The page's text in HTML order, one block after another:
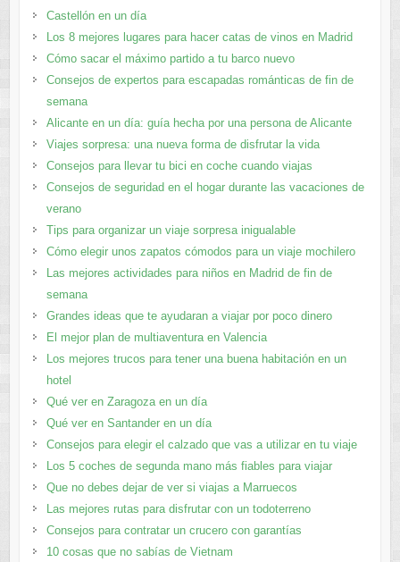
Castellón en un día
Los 8 mejores lugares para hacer catas de vinos en Madrid
Cómo sacar el máximo partido a tu barco nuevo
Consejos de expertos para escapadas románticas de fin de
semana
Alicante en un día: guía hecha por una persona de Alicante
Viajes sorpresa: una nueva forma de disfrutar la vida
Consejos para llevar tu bici en coche cuando viajas
Consejos de seguridad en el hogar durante las vacaciones de
verano
Tips para organizar un viaje sorpresa inigualable
Cómo elegir unos zapatos cómodos para un viaje mochilero
Las mejores actividades para niños en Madrid de fin de
semana
Grandes ideas que te ayudaran a viajar por poco dinero
El mejor plan de multiaventura en Valencia
Los mejores trucos para tener una buena habitación en un
hotel
Qué ver en Zaragoza en un día
Qué ver en Santander en un día
Consejos para elegir el calzado que vas a utilizar en tu viaje
Los 5 coches de segunda mano más fiables para viajar
Que no debes dejar de ver si viajas a Marruecos
Las mejores rutas para disfrutar con un todoterreno
Consejos para contratar un crucero con garantías
10 cosas que no sabías de Vietnam